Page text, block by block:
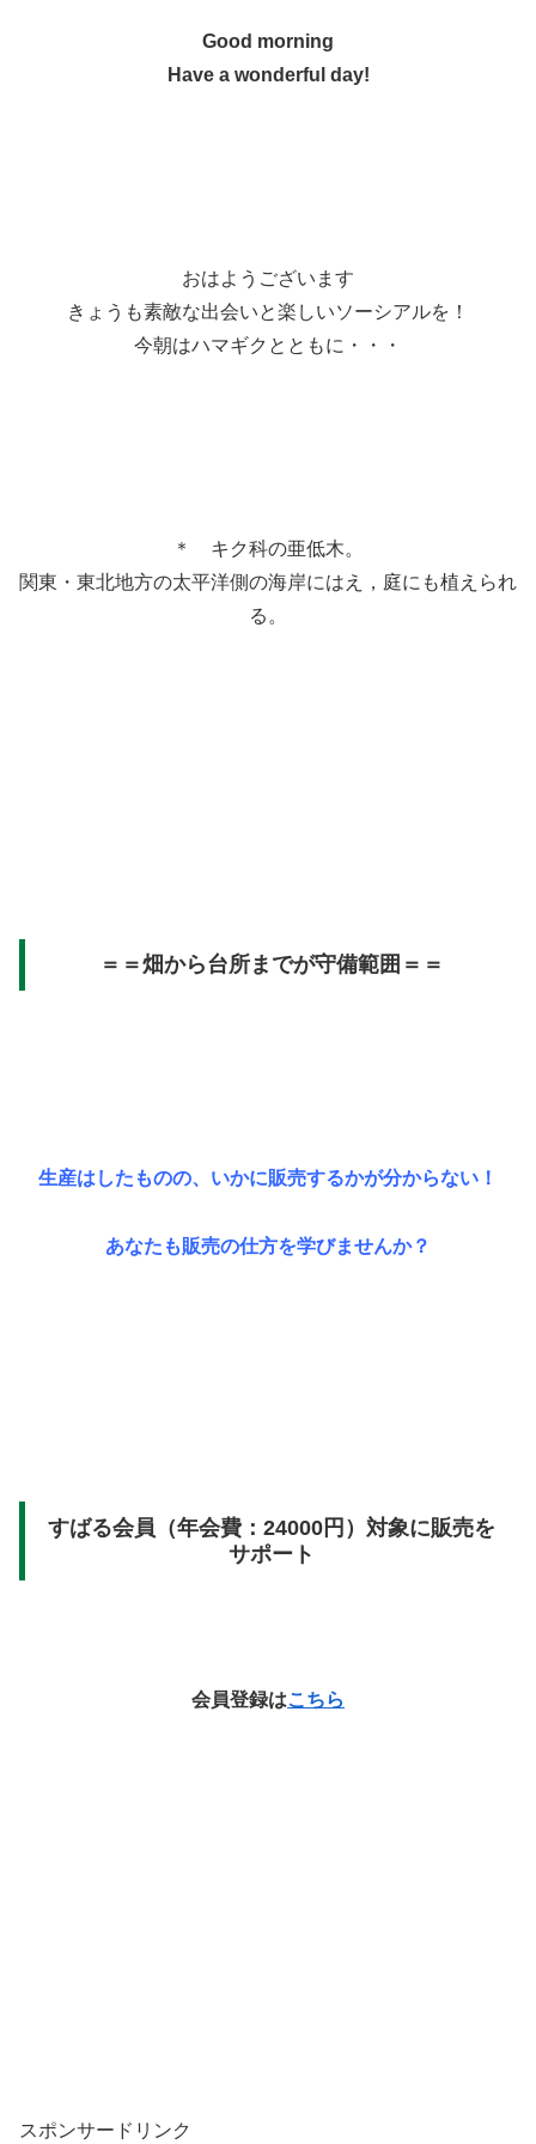
Good morning
Have a wonderful day!
おはようございます
きょうも素敵な出会いと楽しいソーシアルを！
今朝はハマギクとともに・・・
＊ キク科の亜低木。
関東・東北地方の太平洋側の海岸にはえ，庭にも植えられ
る。
＝＝畑から台所までが守備範囲＝＝
生産はしたものの、いかに販売するかが分からない！
あなたも販売の仕方を学びませんか？
すばる会員（年会費：24000円）対象に販売を
サポート
会員登録はこちら
スポンサードリンク